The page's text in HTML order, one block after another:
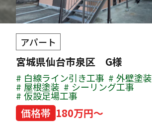
アパート
宮城県仙台市泉区 G様
白線ライン引き工事 外壁塗装
屋根塗装 シーリング工事
仮設足場工事
価格帯 180万円～